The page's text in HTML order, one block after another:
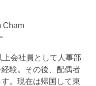
Cham
会社員として人事部
験。その後、配偶者
。現在は帰国して東